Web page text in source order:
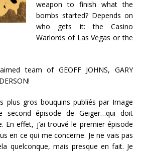
weapon to finish what the
bombs started? Depends on
who gets it: the Casino
Warlords of Las Vegas or the
team of GEOFF JOHNS, GARY
plus gros bouquins publiés par Image
second épisode de Geiger…qui doit
En effet, j’ai trouvé le premier épisode
en ce qui me concerne. Je ne vais pas
quelconque, mais presque en fait. Je